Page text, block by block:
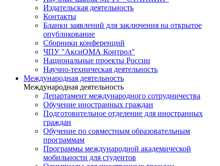
Издательская деятельность
Контакты
Бланки заявлений для заключения на открытое
опубликование
Сборники конференций
ЧПУ "АксиОМА Контрол"
Национальные проекты России
Научно-техническая деятельность
Международная деятельность
Международная деятельность
Департамент международного сотрудничества
Обучение иностранных граждан
Подготовительное отделение для иностранных
граждан
Обучение по совместным образовательным
программам
Программы международной академической
мобильности для студентов